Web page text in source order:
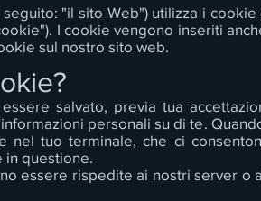
"il sito Web") utilizza i
I cookie vengono inseriti
sul nostro sito web.
salvato, previa tua
personali su di te.
nel tuo terminale, che ci
questione.
essere rispedite ai nostri server o